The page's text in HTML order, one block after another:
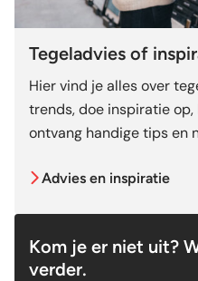
Tegeladvies of
Hier vind je alles over
trends, doe inspiratie
ontvang handige tips en
Advies en inspiratie
Kom je er niet uit?
verder.